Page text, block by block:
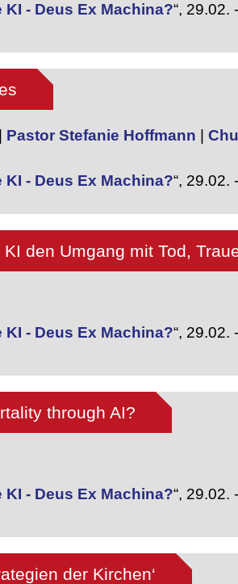
KI - Deus Ex Machina?“, 29.02.
| Pastor Stefanie Hoffmann |
KI - Deus Ex Machina?“, 29.02.
den Umgang mit Tod,
KI - Deus Ex Machina?“, 29.02.
through AI?
KI - Deus Ex Machina?“, 29.02.
der Kirchen‘